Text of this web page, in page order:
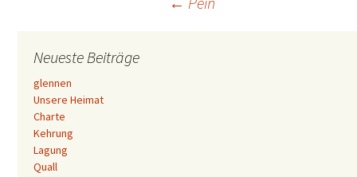
Beitrags-
Navigation
Neueste Beiträge
glennen
Unsere Heimat
Charte
Kehrung
Lagung
Quall